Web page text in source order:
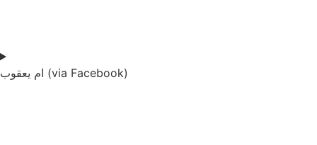
ام يعقوب (via Facebook)